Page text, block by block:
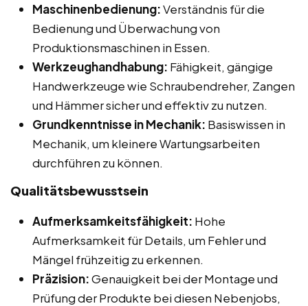
Maschinenbedienung:Verständnis für die
Bedienung und Überwachung von
Produktionsmaschinen in Essen.
Werkzeughandhabung: Fähigkeit, gängige
Handwerkzeuge wie Schraubendreher, Zangen
und Hämmer sicher und effektiv zu nutzen.
Grundkenntnisse in Mechanik: Basiswissen in
Mechanik, um kleinere Wartungsarbeiten
durchführen zu können.
Qualitätsbewusstsein
Aufmerksamkeitsfähigkeit: Hohe
Aufmerksamkeit für Details, um Fehler und
Mängel frühzeitig zu erkennen.
Präzision:Genauigkeit bei der Montage und
Prüfung der Produkte bei diesen Nebenjobs,